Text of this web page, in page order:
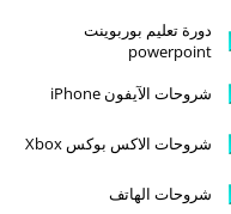
دورة تعليم بوربوينت
powerpoint
شروحات الآيفون iPhone
شروحات الاكس بوكس Xbox
شروحات الهاتف